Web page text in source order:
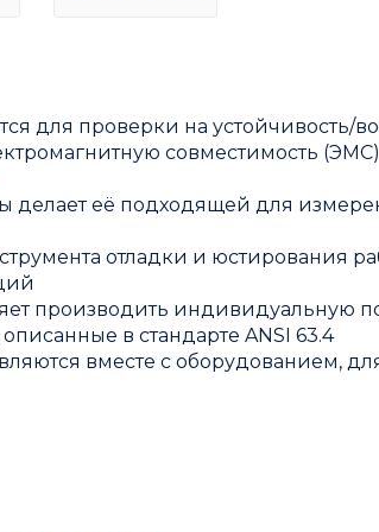
для проверки на устойчивость/
совместимость (ЭМС)
делает её подходящей для
отладки и юстирования
производить индивидуальную
в стандарте ANSI 63.4
вместе с оборудованием,